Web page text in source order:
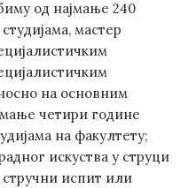
од најмање 240
мастер
на основним
четири године
на факултету;
искуства у струци
испит или